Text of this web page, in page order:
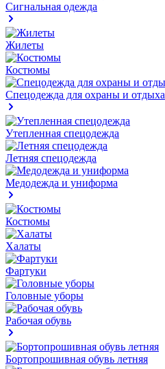
Сигнальная одежда
Жилеты
Костюмы
Спецодежда для охраны и отдыха
Утепленная спецодежда
Летняя спецодежда
Медодежда и униформа
Костюмы
Халаты
Фартуки
Головные уборы
Рабочая обувь
Бортопрошивная обувь летняя